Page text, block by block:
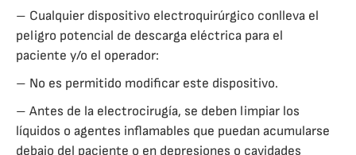
– Cualquier dispositivo electroquirúrgico conlleva el
peligro potencial de descarga eléctrica para el
paciente y/o el operador:
– No es permitido modificar este dispositivo.
– Antes de la electrocirugía, se deben limpiar los
líquidos o agentes inflamables que puedan acumularse
debajo del paciente o en depresiones o cavidades